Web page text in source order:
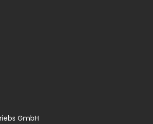
GmbH